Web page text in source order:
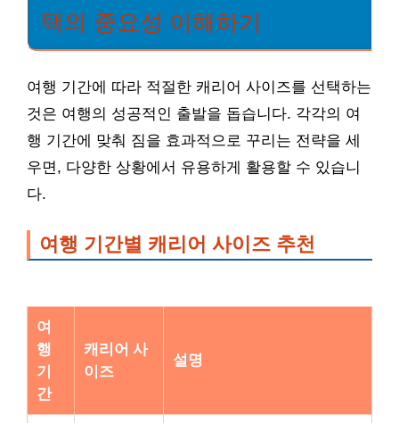
택의 중요성 이해하기
여행 기간에 따라 적절한 캐리어 사이즈를 선택하는
것은 여행의 성공적인 출발을 돕습니다. 각각의 여
행 기간에 맞춰 짐을 효과적으로 꾸리는 전략을 세
우면, 다양한 상황에서 유용하게 활용할 수 있습니
다.
여행 기간별 캐리어 사이즈 추천
여
행
기
간
캐리어 사
이즈
설명